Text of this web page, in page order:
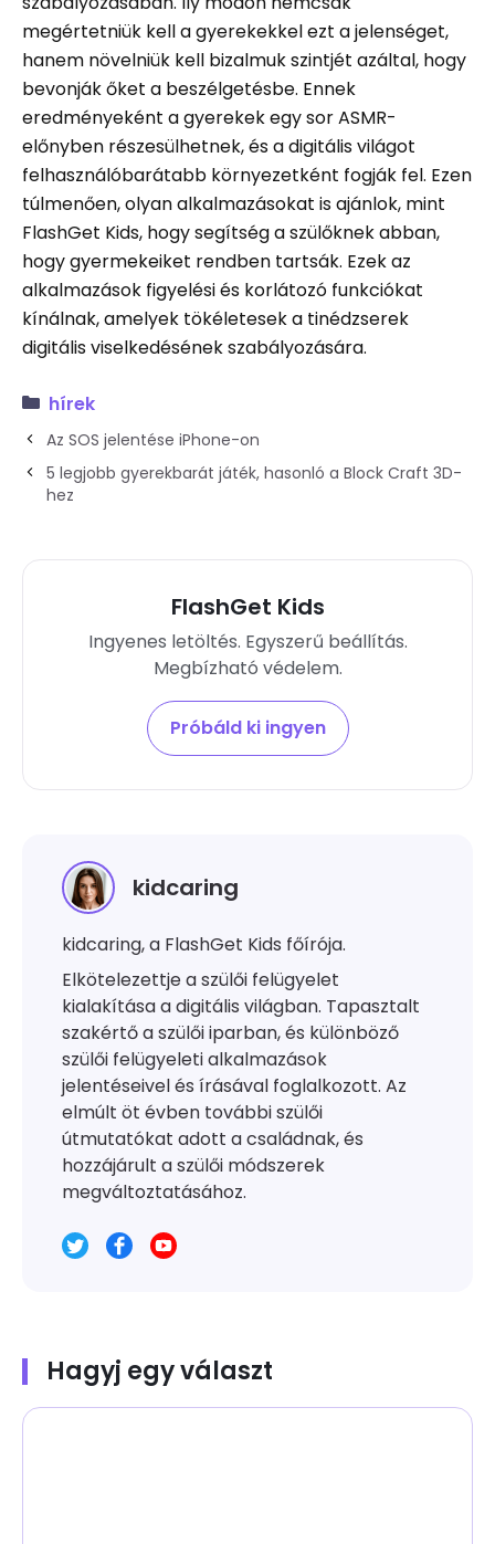
megértetniük kell a gyerekekkel ezt a jelenséget,
hanem növelniük kell bizalmuk szintjét azáltal, hogy
bevonják őket a beszélgetésbe. Ennek
eredményeként a gyerekek egy sor ASMR-
előnyben részesülhetnek, és a digitális világot
felhasználóbarátabb környezetként fogják fel. Ezen
túlmenően, olyan alkalmazásokat is ajánlok, mint
FlashGet Kids, hogy segítség a szülőknek abban,
hogy gyermekeiket rendben tartsák. Ezek az
alkalmazások figyelési és korlátozó funkciókat
kínálnak, amelyek tökéletesek a tinédzserek
digitális viselkedésének szabályozására.
hírek
Az SOS jelentése iPhone-on
5 legjobb gyerekbarát játék, hasonló a Block Craft 3D-
hez
FlashGet Kids
Ingyenes letöltés. Egyszerű beállítás.
Megbízható védelem.
Próbáld ki ingyen
kidcaring
kidcaring, a FlashGet Kids főírója.
Elkötelezettje a szülői felügyelet
kialakítása a digitális világban. Tapasztalt
szakértő a szülői iparban, és különböző
szülői felügyeleti alkalmazások
jelentéseivel és írásával foglalkozott. Az
elmúlt öt évben további szülői
útmutatókat adott a családnak, és
hozzájárult a szülői módszerek
megváltoztatásához.
Hagyj egy választ